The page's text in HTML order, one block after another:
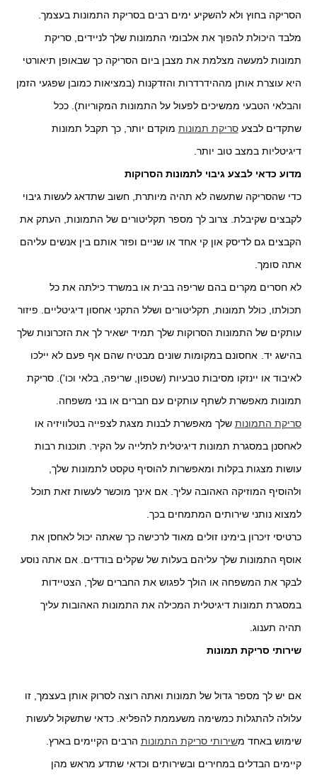
הסריקה בחוץ ולא להשקיע ימים רבים בסריקת התמונות בעצמך.
מלבד היכולת להפוך את אלבומי התמונות שלך לניידים, סריקת
תמונות למעשה מצלמת את מצבן ביום הסריקה כך שבאופן תיאורטי
היא עוצרת אותן מההידרדרות והזדקנות (במציאות כמובן שפגעי הזמן
והבלאי הטבעי ממשיכים לפעול על התמונות המקוריות). ככל
שתקדים לבצעסריקת תמונות מוקדם יותר, כך תקבל תמונות
דיגיטליות במצב טוב יותר.
מדוע כדאי לבצע גיבוי לתמונות הסרוקות
כדי שהסריקה שתעשה לא תהיה מיותרת, חשוב שתדאג לעשות גיבוי
לקבצים שקיבלת. צרוב לך מספר תקליטורים של התמונות, העתק את
הקבצים גם לדיסק און קי אחד או שניים ופזר אותם בין אנשים עליהם
אתה סומך.
לא חסרים מקרים בהם שריפה בבית או במשרד כילתה את כל
תכולתו, כולל תמונות, תקליטורים ושלל התקני אחסון דיגיטליים. פיזור
עותקים של התמונות הסרוקות שלך תמיד ישאיר לך את הזכרונות שלך
בהישג יד. אחסונם במקומות שונים מבטיח שהם אף פעם לא יילכו
לאיבוד או יינזקו מסיבות טבעיות (שטפון, שריפה, בלאי וכו'). סריקת
תמונות מאפשרת לשתף עותקים עם חברים או בני משפחה
סריקת התמונות שלך מאפשרת לבנות מצגת לצפייה בטלוויזיה או
לאחסנן במסגרת תמונות דיגיטלית לתלייה על הקיר. תוכנות רבות
עושות מצגות בקלות ומאפשרות להוסיף טקסט לתמונות שלך,
ולהוסיף המוזיקה האהובה עליך. אם אינך מוכשר לעשות זאת תוכל
למצוא נותני שירותים המתמחים בכך.
כרטיסי זיכרון בימינו זולים מאוד לרכישה כך שאתה יכול לאחסן את
אוסף התמונות שלך עליהם בעלות של שקלים בודדים. אם אתה נוסע
לבקר את המשפחה או הולך לפגוש את החברים שלך, הצטיידות
במסגרת תמונות דיגיטלית המכילה את התמונות האהובות עליך
תהיה תענוג
שירותי סריקת תמונות
אם יש לך מספר גדול של תמונות ואתה רוצה לסרוק אותן בעצמך, זו
עלולה להתגלות כמשימה משעממת להפליא. כדאי שתשקול לעשות
שימוש באחד משירותי סריקת התמונות הרבים הקיימים בארץ.
קיימים הבדלים במחירים ובשירותים וכדאי שתדע מראש מהן